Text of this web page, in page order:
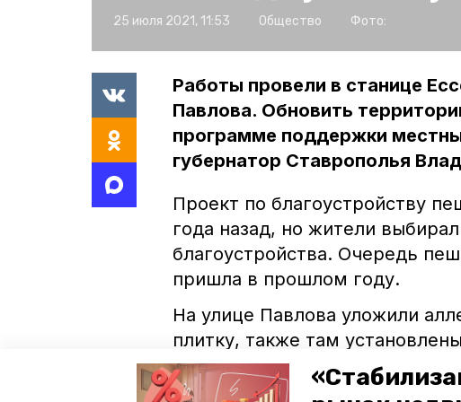
25 июля 2021, 11:53 Общество Фото:
Работы провели в станице
Павлова. Обновить
программе поддержки
губернатор Ставрополья
Проект по благоустройству
года назад, но жители
благоустройства. Очередь
пришла в прошлом году.
На улице Павлова уложили
плитку, также там
ограждения. Этот участок
больнице, школе и целому